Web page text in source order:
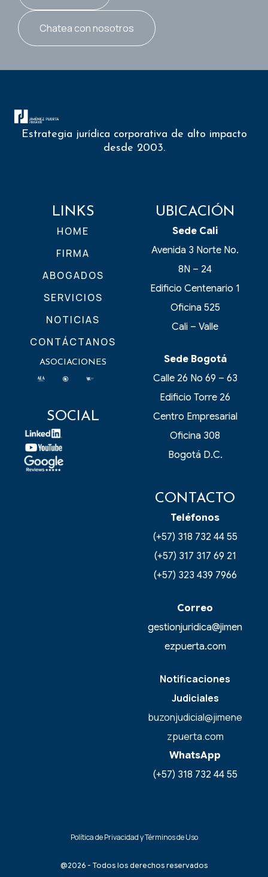
Chatea con nosotros
Estrategia jurídica corporativa de alto impacto
desde 2003.
LINKS
HOME
FIRMA
ABOGADOS
SERVICIOS
NOTICIAS
CONTÁCTANOS
ASOCIACIONES
SOCIAL
UBICACIÓN
Sede Cali
Avenida 3 Norte No.
8N – 24
Edificio Centenario 1
Oficina 525
Cali – Valle
Sede Bogotá
Calle 26 No 69 – 63
Edificio Torre 26
Centro Empresarial
Oficina 308
Bogotá D.C.
CONTACTO
Teléfonos
(+57) 318 732 44 55
(+57) 317 317 69 21
(+57) 323 439 7966
Correo
gestionjuridica@jimen
ezpuerta.com
Notificaciones
Judiciales
buzonjudicial@jimene
zpuerta.com
WhatsApp
(+57) 318 732 44 55
@2026 - Todos los derechos reservados
Política de Privacidad y Términos de Uso